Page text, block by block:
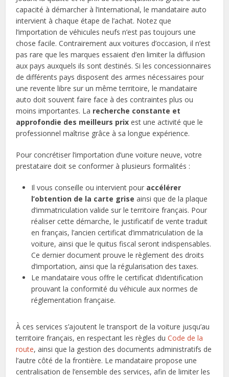
capacité à démarcher à l’international, le mandataire auto
intervient à chaque étape de l’achat. Notez que
l’importation de véhicules neufs n’est pas toujours une
chose facile. Contrairement aux voitures d’occasion, il n’est
pas rare que les marques essaient d’en limiter la diffusion
aux pays auxquels ils sont destinés. Si les concessionnaires
de différents pays disposent des armes nécessaires pour
une revente libre sur un même territoire, le mandataire
auto doit souvent faire face à des contraintes plus ou
moins importantes. La recherche constante et
approfondie des meilleurs prix est une activité que le
professionnel maîtrise grâce à sa longue expérience.
Pour concrétiser l’importation d’une voiture neuve, votre
prestataire doit se conformer à plusieurs formalités :
Il vous conseille ou intervient pour accélérer
l’obtention de la carte grise ainsi que de la plaque
d’immatriculation valide sur le territoire français. Pour
réaliser cette démarche, le justificatif de vente traduit
en français, l’ancien certificat d’immatriculation de la
voiture, ainsi que le quitus fiscal seront indispensables.
Ce dernier document prouve le règlement des droits
d’importation, ainsi que la régularisation des taxes.
Le mandataire vous offre le certificat d’identification
prouvant la conformité du véhicule aux normes de
réglementation française.
À ces services s’ajoutent le transport de la voiture jusqu’au
territoire français, en respectant les règles duCode de la
route, ainsi que la gestion des documents administratifs de
l’autre côté de la frontière. Le mandataire propose une
centralisation de l’ensemble des services, afin de limiter les